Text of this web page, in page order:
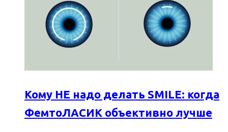
Кому НЕ надо делать SMILE: когда
ФемтоЛАСИК объективно лучше